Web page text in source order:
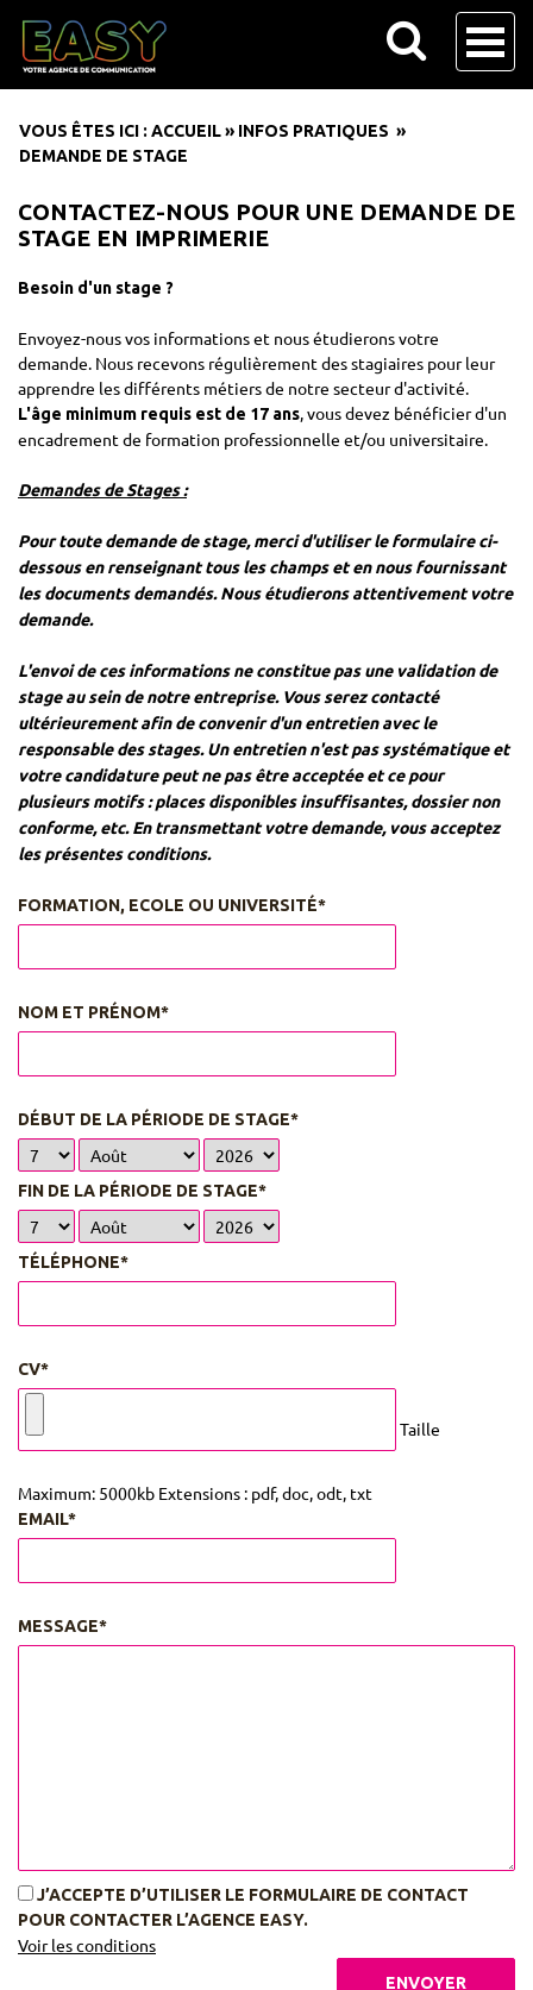
VOUS ÊTES ICI : ACCUEIL» INFOS PRATIQUES »
DEMANDE DE STAGE
CONTACTEZ-NOUS POUR UNE DEMANDE DE
STAGE EN IMPRIMERIE
Besoin d'un stage ?
Envoyez-nous vos informations et nous étudierons votre
demande. Nous recevons régulièrement des stagiaires pour leur
apprendre les différents métiers de notre secteur d'activité.
L'âge minimum requis est de 17 ans, vous devez bénéficier d'un
encadrement de formation professionnelle et/ou universitaire.
Demandes de Stages :
Pour toute demande de stage, merci d'utiliser le formulaire ci-
dessous en renseignant tous les champs et en nous fournissant
les documents demandés. Nous étudierons attentivement votre
demande.
L'envoi de ces informations ne constitue pas une validation de
stage au sein de notre entreprise. Vous serez contacté
ultérieurement afin de convenir d'un entretien avec le
responsable des stages. Un entretien n'est pas systématique et
votre candidature peut ne pas être acceptée et ce pour
plusieurs motifs : places disponibles insuffisantes, dossier non
conforme, etc. En transmettant votre demande, vous acceptez
les présentes conditions.
FORMATION, ECOLE OU UNIVERSITÉ*
NOM ET PRÉNOM*
DÉBUT DE LA PÉRIODE DE STAGE*
FIN DE LA PÉRIODE DE STAGE*
TÉLÉPHONE*
CV*
Taille
Maximum: 5000kb Extensions : pdf, doc, odt, txt
EMAIL*
MESSAGE*
J’ACCEPTE D’UTILISER LE FORMULAIRE DE CONTACT
POUR CONTACTER L’AGENCE EASY.
Voir les conditions